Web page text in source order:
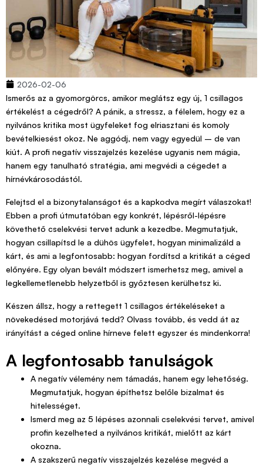
2026-02-06
Ismerős az a gyomorgörcs, amikor meglátsz egy új, 1 csillagos
értékelést a cégedről? A pánik, a stressz, a félelem, hogy ez a
nyilvános kritika most ügyfeleket fog elriasztani és komoly
bevételkiesést okoz. Ne aggódj, nem vagy egyedül – de van
kiút. A profi negatív visszajelzés kezelése ugyanis nem mágia,
hanem egy tanulható stratégia, ami megvédi a cégedet a
hírnévkárosodástól.
Felejtsd el a bizonytalanságot és a kapkodva megírt válaszokat!
Ebben a profi útmutatóban egy konkrét, lépésről-lépésre
követhető cselekvési tervet adunk a kezedbe. Megmutatjuk,
hogyan csillapítsd le a dühös ügyfelet, hogyan minimalizáld a
kárt, és ami a legfontosabb: hogyan fordítsd a kritikát a céged
előnyére. Egy olyan bevált módszert ismerhetsz meg, amivel a
legkellemetlenebb helyzetből is győztesen kerülhetsz ki.
Készen állsz, hogy a rettegett 1 csillagos értékeléseket a
növekedésed motorjává tedd? Olvass tovább, és vedd át az
irányítást a céged online hírneve felett egyszer és mindenkorra!
A legfontosabb tanulságok
A negatív vélemény nem támadás, hanem egy lehetőség.
Megmutatjuk, hogyan építhetsz belőle bizalmat és
hitelességet.
Ismerd meg az 5 lépéses azonnali cselekvési tervet, amivel
profin kezelheted a nyilvános kritikát, mielőtt az kárt
okozna.
A szakszerű negatív visszajelzés kezelése megvéd a